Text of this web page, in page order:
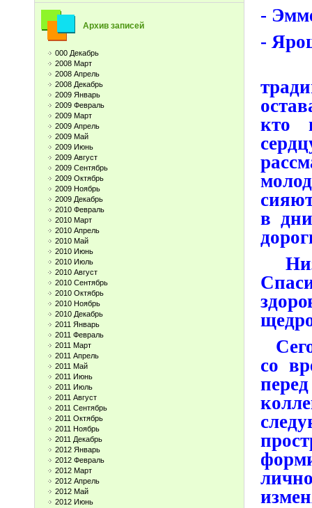
Архив записей
000 Декабрь
2008 Март
2008 Апрель
2008 Декабрь
2009 Январь
2009 Февраль
2009 Март
2009 Апрель
2009 Май
2009 Июнь
2009 Август
2009 Сентябрь
2009 Октябрь
2009 Ноябрь
2009 Декабрь
2010 Февраль
2010 Март
2010 Апрель
2010 Май
2010 Июнь
2010 Июль
2010 Август
2010 Сентябрь
2010 Октябрь
2010 Ноябрь
2010 Декабрь
2011 Январь
2011 Февраль
2011 Март
2011 Апрель
2011 Май
2011 Июнь
2011 Июль
2011 Август
2011 Сентябрь
2011 Октябрь
2011 Ноябрь
2011 Декабрь
2012 Январь
2012 Февраль
2012 Март
2012 Апрель
2012 Май
2012 Июнь
-
-
кто
в
со